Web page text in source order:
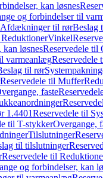
kan løsnes
og forbindelser til
Afdækninger til rørBeslag
Vinkel
kan løsnesReservedele til
varmeanlægReservedele
til rør
Reservedele til Muffer
faste
1.4401Reservedele til
til T-stykkerOvergange,
Tilslutninger
til tilslutninger
Reservedele til
og forbindelser, kan